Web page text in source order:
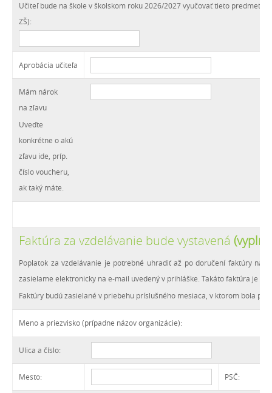
Učiteľ bude na škole v školskom roku 2026/2027 vyučovať tieto predmety
ZŠ):
Aprobácia učiteľa
Mám nárok
na zľavu
Uveďte
konkrétne o akú
zľavu ide, príp.
číslo voucheru,
ak taký máte.
Faktúra za vzdelávanie bude vystavená
Poplatok za vzdelávanie je potrebné uhradiť až po doručení faktúry na
zasielame elektronicky na e-mail uvedený v prihláške. Takáto faktúra je
Faktúry budú zasielané v priebehu príslušného mesiaca, v ktorom bola
Meno a priezvisko (prípadne názov organizácie):
Ulica a číslo:
Mesto: PSČ: